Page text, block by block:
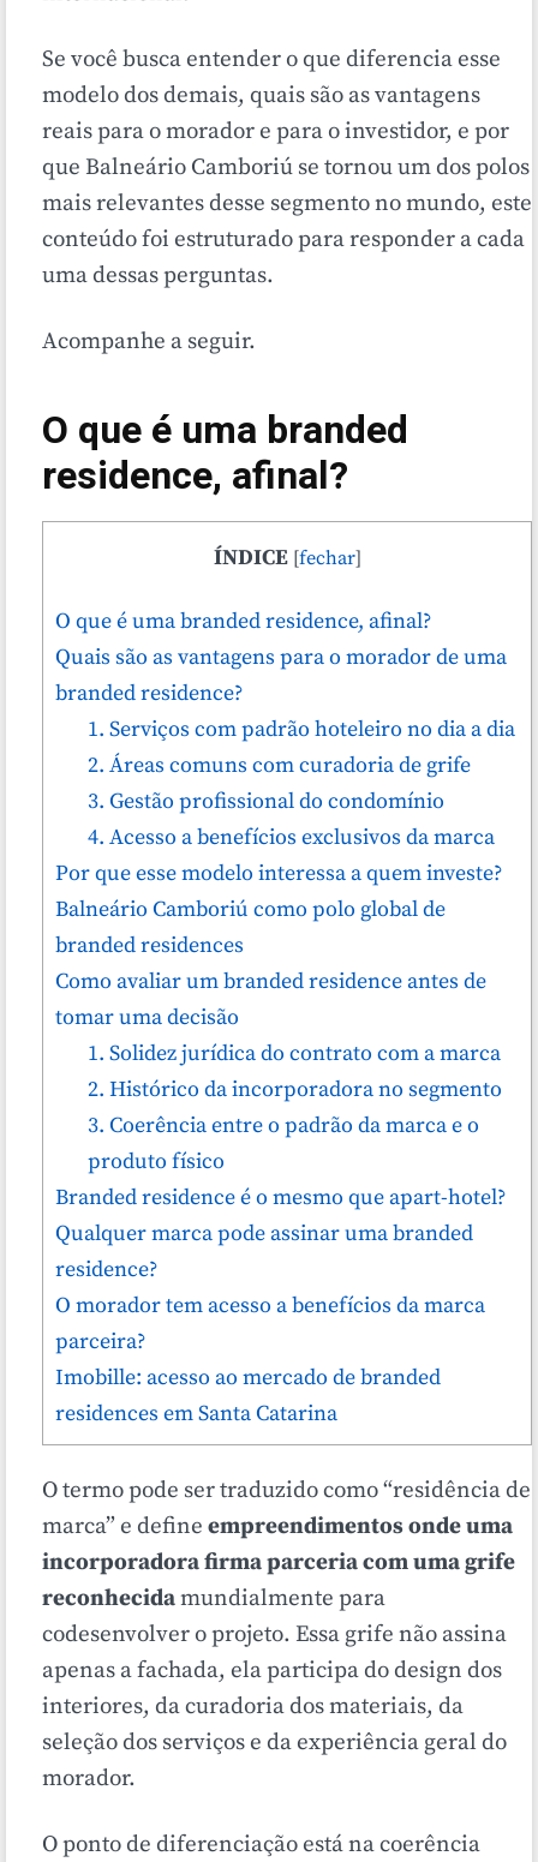
Se você busca entender o que diferencia esse
modelo dos demais, quais são as vantagens
reais para o morador e para o investidor, e por
que Balneário Camboriú se tornou um dos polos
mais relevantes desse segmento no mundo, este
conteúdo foi estruturado para responder a cada
uma dessas perguntas.
Acompanhe a seguir.
O que é uma branded
residence, afinal?
ÍNDICE [fechar]
O que é uma branded residence, afinal?
Quais são as vantagens para o morador de uma
branded residence?
1. Serviços com padrão hoteleiro no dia a dia
2. Áreas comuns com curadoria de grife
3. Gestão profissional do condomínio
4. Acesso a benefícios exclusivos da marca
Por que esse modelo interessa a quem investe?
Balneário Camboriú como polo global de
branded residences
Como avaliar um branded residence antes de
tomar uma decisão
1. Solidez jurídica do contrato com a marca
2. Histórico da incorporadora no segmento
3. Coerência entre o padrão da marca e o
produto físico
Branded residence é o mesmo que apart-hotel?
Qualquer marca pode assinar uma branded
residence?
O morador tem acesso a benefícios da marca
parceira?
Imobille: acesso ao mercado de branded
residences em Santa Catarina
O termo pode ser traduzido como “residência de
marca” e define empreendimentos onde uma
incorporadora firma parceria com uma grife
reconhecidamundialmente para
codesenvolver o projeto. Essa grife não assina
apenas a fachada, ela participa do design dos
interiores, da curadoria dos materiais, da
seleção dos serviços e da experiência geral do
morador.
O ponto de diferenciação está na coerência